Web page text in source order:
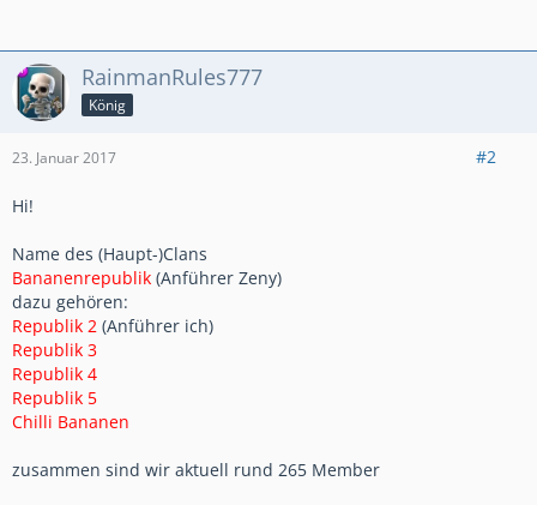
RainmanRules777
König
23. Januar 2017 #2
Hi!
Name des (Haupt-)Clans
Bananenrepublik (Anführer Zeny)
dazu gehören:
Republik 2 (Anführer ich)
Republik 3
Republik 4
Republik 5
Chilli Bananen
zusammen sind wir aktuell rund 265 Member